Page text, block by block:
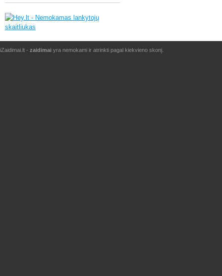
iZaidimai.lt - zaidimai yra nemokami ir atrinkti pagal kiekvieno skonį.